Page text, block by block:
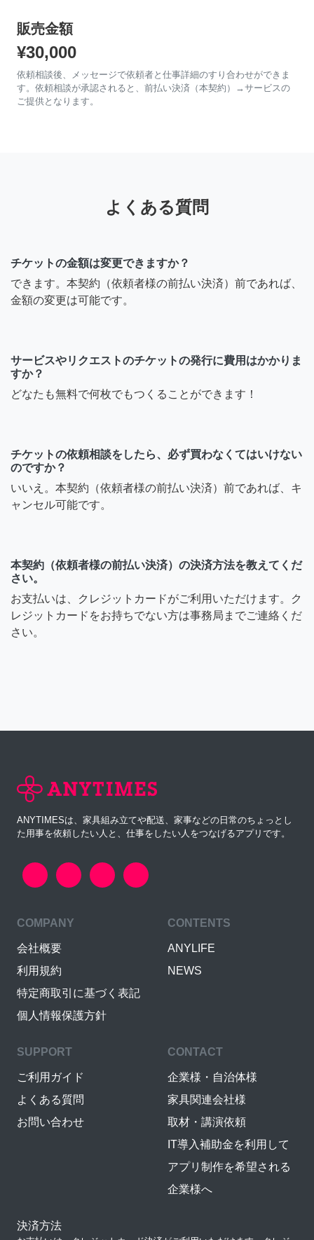
販売金額
¥30,000
依頼相談後、メッセージで依頼者と仕事詳細のすり合わせができま
す。依頼相談が承認されると、前払い決済（本契約）→サービスの
ご提供となります。
よくある質問
チケットの金額は変更できますか？
できます。本契約（依頼者様の前払い決済）前であれば、
金額の変更は可能です。
サービスやリクエストのチケットの発行に費用はかかりま
すか？
どなたも無料で何枚でもつくることができます！
チケットの依頼相談をしたら、必ず買わなくてはいけない
のですか？
いいえ。本契約（依頼者様の前払い決済）前であれば、キ
ャンセル可能です。
本契約（依頼者様の前払い決済）の決済方法を教えてくだ
さい。
お支払いは、クレジットカードがご利用いただけます。ク
レジットカードをお持ちでない方は事務局までご連絡くだ
さい。
ANYTIMESは、家具組み立てや配送、家事などの日常のちょっとし
た用事を依頼したい人と、仕事をしたい人をつなげるアプリです。
COMPANY
会社概要
利用規約
特定商取引に基づく表記
個人情報保護方針
CONTENTS
ANYLIFE
NEWS
SUPPORT
ご利用ガイド
よくある質問
お問い合わせ
CONTACT
企業様・自治体様
家具関連会社様
取材・講演依頼
IT導入補助金を利用して
アプリ制作を希望される
企業様へ
決済方法